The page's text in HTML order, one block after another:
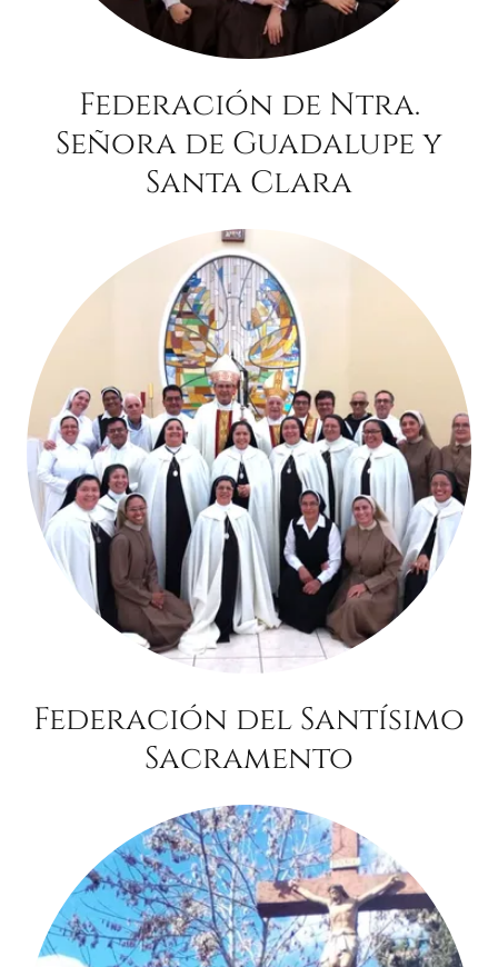
Federación de Ntra.
Señora de Guadalupe y
Santa Clara
Federación del Santísimo
Sacramento